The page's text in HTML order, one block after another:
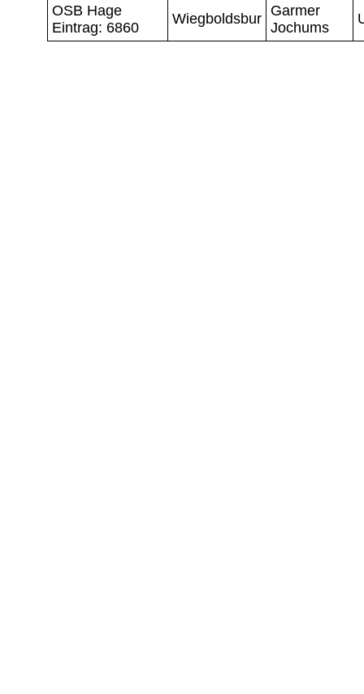
OSB Hage
Eintrag: 6860
Wiegboldsbur Garmer
Jochums